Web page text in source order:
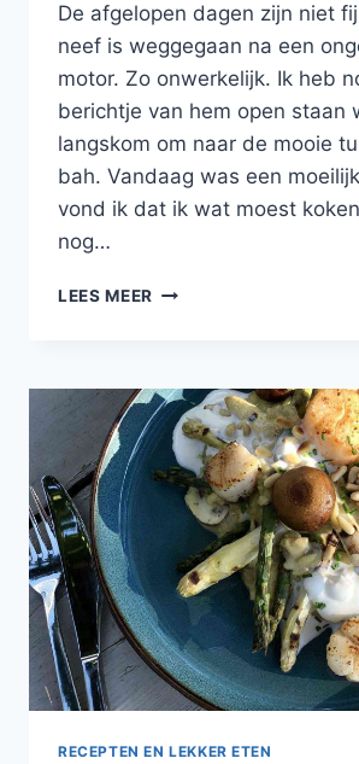
De afgelopen dagen zijn niet
neef is weggegaan na een
motor. Zo onwerkelijk. Ik heb
berichtje van hem open staan
langskom om naar de mooie
bah. Vandaag was een
vond ik dat ik wat moest
nog…
LEES MEER RISOTTO
EN
PIJNBOOMPITTEN
RECEPTEN EN LEKKER ETEN